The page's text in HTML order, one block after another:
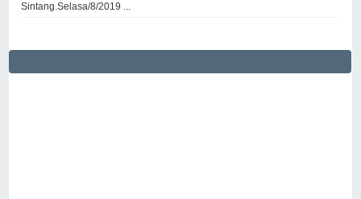
Sintang.Selasa/8/2019 ...